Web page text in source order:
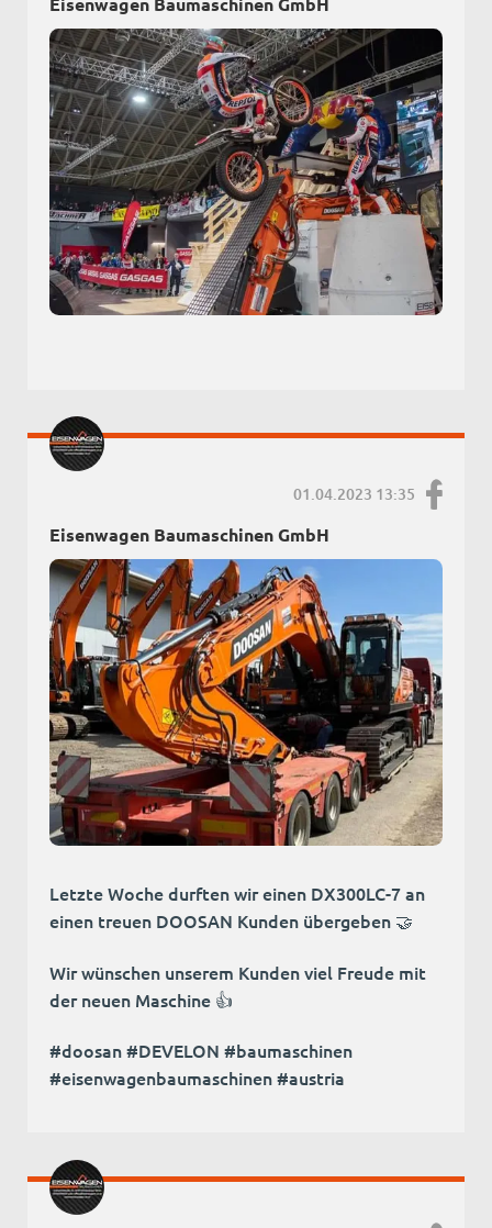
01.04.2023 13:35
Eisenwagen Baumaschinen GmbH
Letzte Woche durften wir einen DX300LC-7 an
einen treuen DOOSAN Kunden übergeben 🤝
Wir wünschen unserem Kunden viel Freude mit
der neuen Maschine 👍
#doosan #DEVELON #baumaschinen
#eisenwagenbaumaschinen #austria